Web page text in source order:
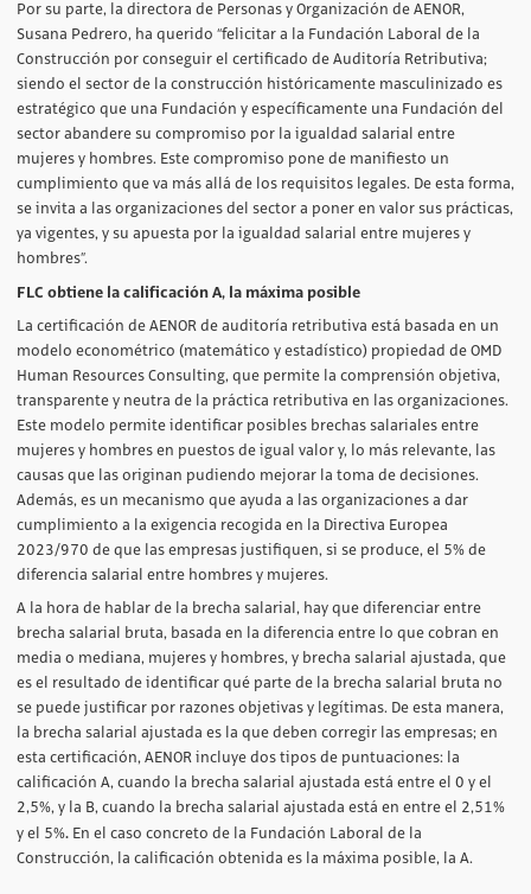
Por su parte, la directora de Personas y Organización de AENOR,
Susana Pedrero, ha querido “felicitar a la Fundación Laboral de la
Construcción por conseguir el certificado de Auditoría Retributiva;
siendo el sector de la construcción históricamente masculinizado es
estratégico que una Fundación y específicamente una Fundación del
sector abandere su compromiso por la igualdad salarial entre
mujeres y hombres. Este compromiso pone de manifiesto un
cumplimiento que va más allá de los requisitos legales. De esta forma,
se invita a las organizaciones del sector a poner en valor sus prácticas,
ya vigentes, y su apuesta por la igualdad salarial entre mujeres y
hombres”.
FLC obtiene la calificación A, la máxima posible
La certificación de AENOR de auditoría retributiva está basada en un
modelo econométrico (matemático y estadístico) propiedad de OMD
Human Resources Consulting, que permite la comprensión objetiva,
transparente y neutra de la práctica retributiva en las organizaciones.
Este modelo permite identificar posibles brechas salariales entre
mujeres y hombres en puestos de igual valor y, lo más relevante, las
causas que las originan pudiendo mejorar la toma de decisiones.
Además, es un mecanismo que ayuda a las organizaciones a dar
cumplimiento a la exigencia recogida en la Directiva Europea
2023/970 de que las empresas justifiquen, si se produce, el 5% de
diferencia salarial entre hombres y mujeres.
A la hora de hablar de la brecha salarial, hay que diferenciar entre
brecha salarial bruta, basada en la diferencia entre lo que cobran en
media o mediana, mujeres y hombres, y brecha salarial ajustada, que
es el resultado de identificar qué parte de la brecha salarial bruta no
se puede justificar por razones objetivas y legítimas. De esta manera,
la brecha salarial ajustada es la que deben corregir las empresas; en
esta certificación, AENOR incluye dos tipos de puntuaciones: la
calificación A, cuando la brecha salarial ajustada está entre el 0 y el
2,5%, y la B, cuando la brecha salarial ajustada está en entre el 2,51%
y el 5%. En el caso concreto de la Fundación Laboral de la
Construcción, la calificación obtenida es la máxima posible, la A.